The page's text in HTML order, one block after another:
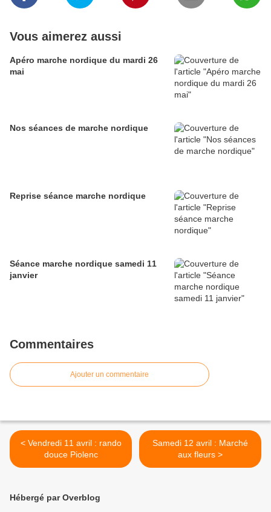
Vous aimerez aussi
Apéro marche nordique du mardi 26
mai
Nos séances de marche nordique
Reprise séance marche nordique
Séance marche nordique samedi 11
janvier
Commentaires
Ajouter un commentaire
< Vendredi 11 avril : rando
douce Piolenc
Samedi 12 avril : Marché
aux fleurs >
Hébergé par Overblog